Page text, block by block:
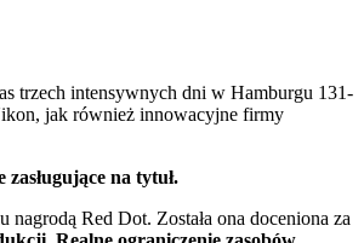
trzech intensywnych dni w Hamburgu 131-
jak również innowacyjne firmy
na tytuł.
Red Dot. Została ona doceniona za